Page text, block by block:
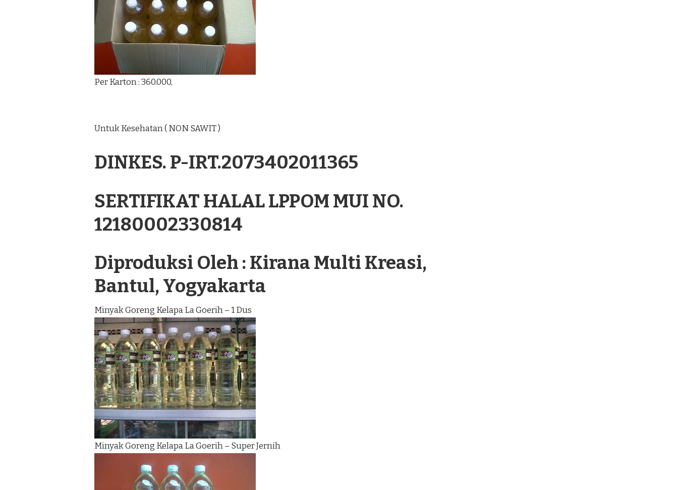
Per Karton : 360.000,
Untuk Kesehatan ( NON SAWIT )
DINKES. P-IRT.2073402011365
SERTIFIKAT HALAL LPPOM MUI NO.
12180002330814
Diproduksi Oleh : Kirana Multi Kreasi,
Bantul, Yogyakarta
Minyak Goreng Kelapa La Goerih – 1 Dus
Minyak Goreng Kelapa La Goerih – Super Jernih